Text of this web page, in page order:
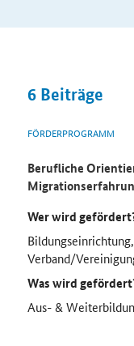
6 Beiträge
FÖRDERPROGRAMM
Berufliche
Wer wird
Verband/
Was wird
Aus- &